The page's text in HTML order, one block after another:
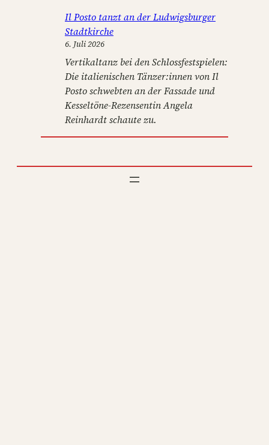
Il Posto tanzt an der Ludwigsburger
Stadtkirche
6. Juli 2026
Vertikaltanz bei den Schlossfestspielen:
Die italienischen Tänzer:innen von Il
Posto schwebten an der Fassade und
Kesseltöne-Rezensentin Angela
Reinhardt schaute zu.